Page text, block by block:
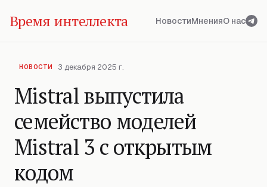
Время интеллекта НовостиМненияО нас
НОВОСТИ 3 декабря 2025 г.
Mistral выпустила
семейство моделей
Mistral 3 с открытым
кодом